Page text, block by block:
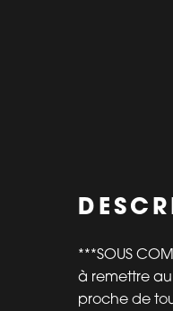
***SOUS
à remettre
proche de